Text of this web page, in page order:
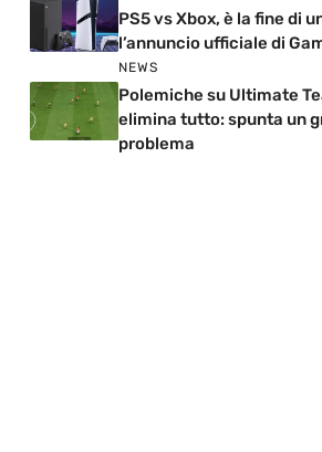
PS5 vs Xbox, è la fine di
l’annuncio ufficiale di
NEWS
Polemiche su Ultimate
elimina tutto: spunta un
problema